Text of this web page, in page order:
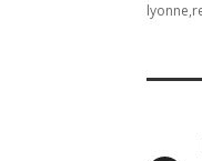
lyonne